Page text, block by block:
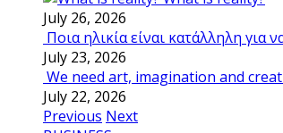
July 26, 2026
Ποια ηλικία είναι κατάλληλη για
July 23, 2026
We need art, imagination and
July 22, 2026
Previous Next